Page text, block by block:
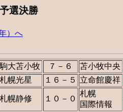
選決勝
）へ
駒大苫小牧 ７－６ 苫小牧中央
札幌光星 １６－５ 立命館慶祥
札幌静修 １０－０
札幌
国際情報